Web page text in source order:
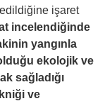
işaret
incelendiğinde
yangınla
ekolojik ve
sağladığı
ve